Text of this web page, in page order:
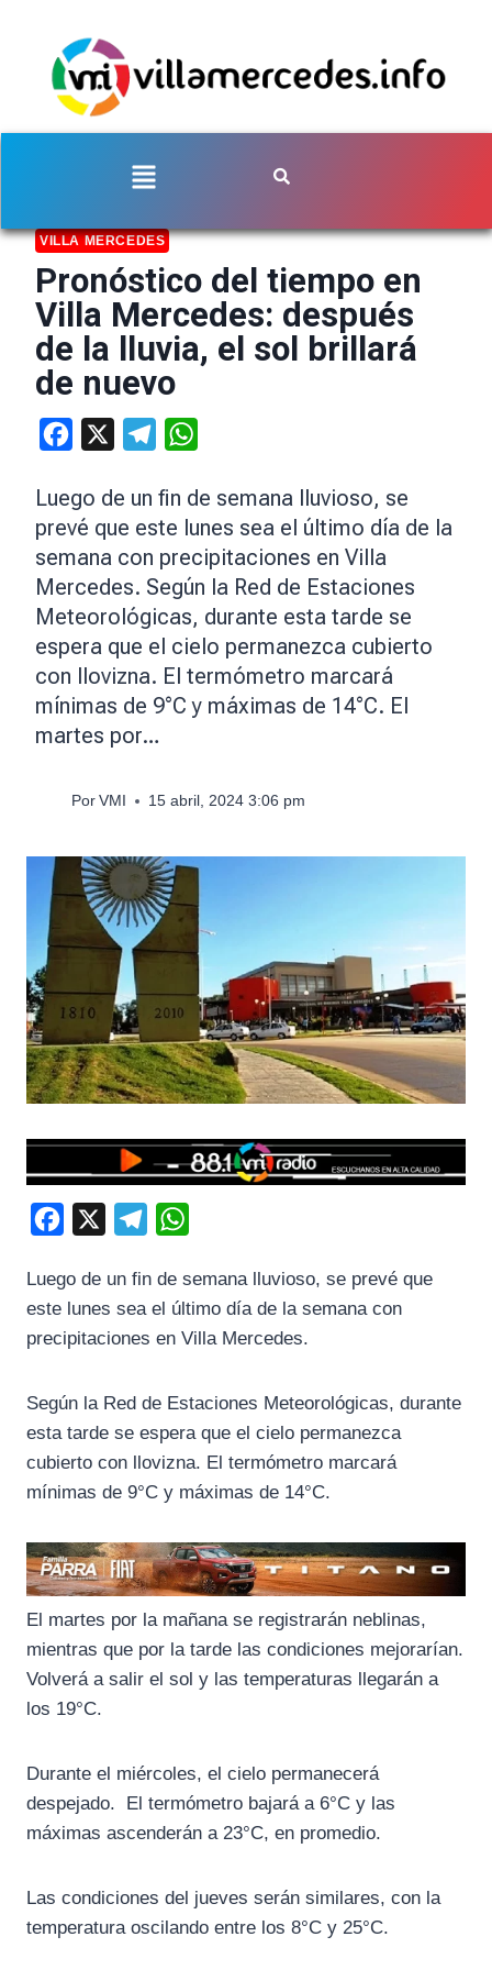
VILLA MERCEDES
Pronóstico del tiempo en
Villa Mercedes: después
de la lluvia, el sol brillará
de nuevo
Facebook Telegram
Luego de un fin de semana lluvioso, se
prevé que este lunes sea el último día de la
semana con precipitaciones en Villa
Mercedes. Según la Red de Estaciones
Meteorológicas, durante esta tarde se
espera que el cielo permanezca cubierto
con llovizna. El termómetro marcará
mínimas de 9°C y máximas de 14°C. El
martes por…
Por VMI 15 abril, 2024 3:06 pm
c
e
b
l
e
g
m
a
t
s
Luego de un fin de semana lluvioso, se prevé que
este lunes sea el último día de la semana con
precipitaciones en Villa Mercedes.
Según la Red de Estaciones Meteorológicas, durante
esta tarde se espera que el cielo permanezca
cubierto con llovizna. El termómetro marcará
mínimas de 9°C y máximas de 14°C.
El martes por la mañana se registrarán neblinas,
mientras que por la tarde las condiciones mejorarían.
Volverá a salir el sol y las temperaturas llegarán a
los 19°C.
Durante el miércoles, el cielo permanecerá
despejado. El termómetro bajará a 6°C y las
máximas ascenderán a 23°C, en promedio.
Las condiciones del jueves serán similares, con la
temperatura oscilando entre los 8°C y 25°C.